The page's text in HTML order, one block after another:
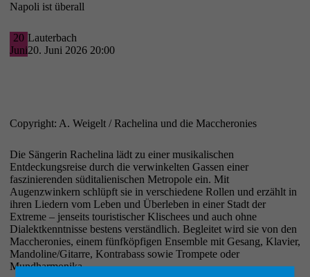
Napoli ist überall
20
Juni
Lauterbach
20. Juni 2026 20:00
Copyright: A. Weigelt / Rachelina und die Maccheronies
Die Sängerin Rachelina lädt zu einer musikalischen
Entdeckungsreise durch die verwinkelten Gassen einer
faszinierenden süditalienischen Metropole ein. Mit
Augenzwinkern schlüpft sie in verschiedene Rollen und erzählt in
ihren Liedern vom Leben und Überleben in einer Stadt der
Extreme – jenseits touristischer Klischees und auch ohne
Dialektkenntnisse bestens verständlich. Begleitet wird sie von den
Maccheronies, einem fünfköpfigen Ensemble mit Gesang, Klavier,
Mandoline/Gitarre, Kontrabass sowie Trompete oder
Mundharmonika.